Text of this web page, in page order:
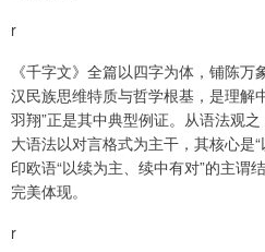
r
《千字文》全篇以四字为体，铺陈万
汉民族思维特质与哲学根基，是理解
羽翔”正是其中典型例证。从语法观
大语法以对言格式为主干，其核心是
印欧语“以续为主、续中有对”的主谓
完美体现。
r